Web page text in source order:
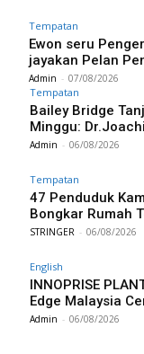
Tempatan
Ewon seru
jayakan Pelan
Admin - 07/08/2026
Tempatan
Bailey Bridge
Minggu:
Admin - 06/08/2026
Tempatan
47 Penduduk
Bongkar Rumah
STRINGER - 06/08/2026
English
INNOPRISE
Edge Malaysia
Admin - 06/08/2026